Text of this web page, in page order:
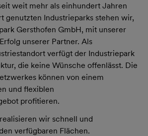
weit mehr als einhundert Jahren
genutzten Industrieparks stehen wir,
Gersthofen GmbH, mit unserer
unserer Partner. Als
verfügt der Industriepark
die keine Wünsche offenlässt. Die
können von einem
und flexiblen
profitieren.
wir schnell und
verfügbaren Flächen.